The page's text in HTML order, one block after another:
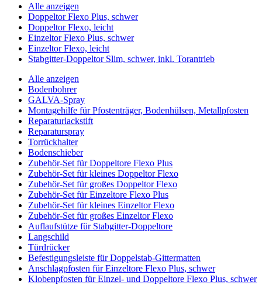
Alle anzeigen
Doppeltor Flexo Plus, schwer
Doppeltor Flexo, leicht
Einzeltor Flexo Plus, schwer
Einzeltor Flexo, leicht
Stabgitter-Doppeltor Slim, schwer, inkl. Torantrieb
Alle anzeigen
Bodenbohrer
GALVA-Spray
Montagehilfe für Pfostenträger, Bodenhülsen, Metallpfosten
Reparaturlackstift
Reparaturspray
Torrückhalter
Bodenschieber
Zubehör-Set für Doppeltore Flexo Plus
Zubehör-Set für kleines Doppeltor Flexo
Zubehör-Set für großes Doppeltor Flexo
Zubehör-Set für Einzeltore Flexo Plus
Zubehör-Set für kleines Einzeltor Flexo
Zubehör-Set für großes Einzeltor Flexo
Auflaufstütze für Stabgitter-Doppeltore
Langschild
Türdrücker
Befestigungsleiste für Doppelstab-Gittermatten
Anschlagpfosten für Einzeltore Flexo Plus, schwer
Klobenpfosten für Einzel- und Doppeltore Flexo Plus, schwer